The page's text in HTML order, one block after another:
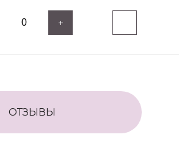
+
ОТЗЫВЫ